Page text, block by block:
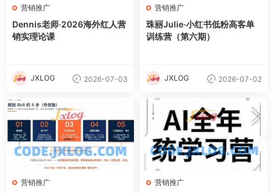
营销推广
Dennis老师·2026海外红人营
销实理论课
JXLOG 2026-07-03
营销推广
珠丽Julie·小红书低粉高客单
训练营（第六期）
JXLOG 2026-07-02
营销推广 营销推广